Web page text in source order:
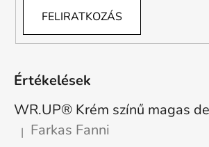
FELIRATKOZÁS
Értékelések
A termék értékelése 5-ből 5 csillag.
| Farkas Fanni